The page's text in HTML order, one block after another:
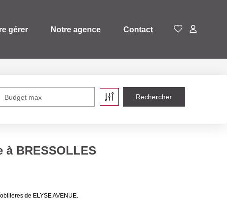
gérer Notre agence Contact
Budget max
à BRESSOLLES
de ELYSE AVENUE.